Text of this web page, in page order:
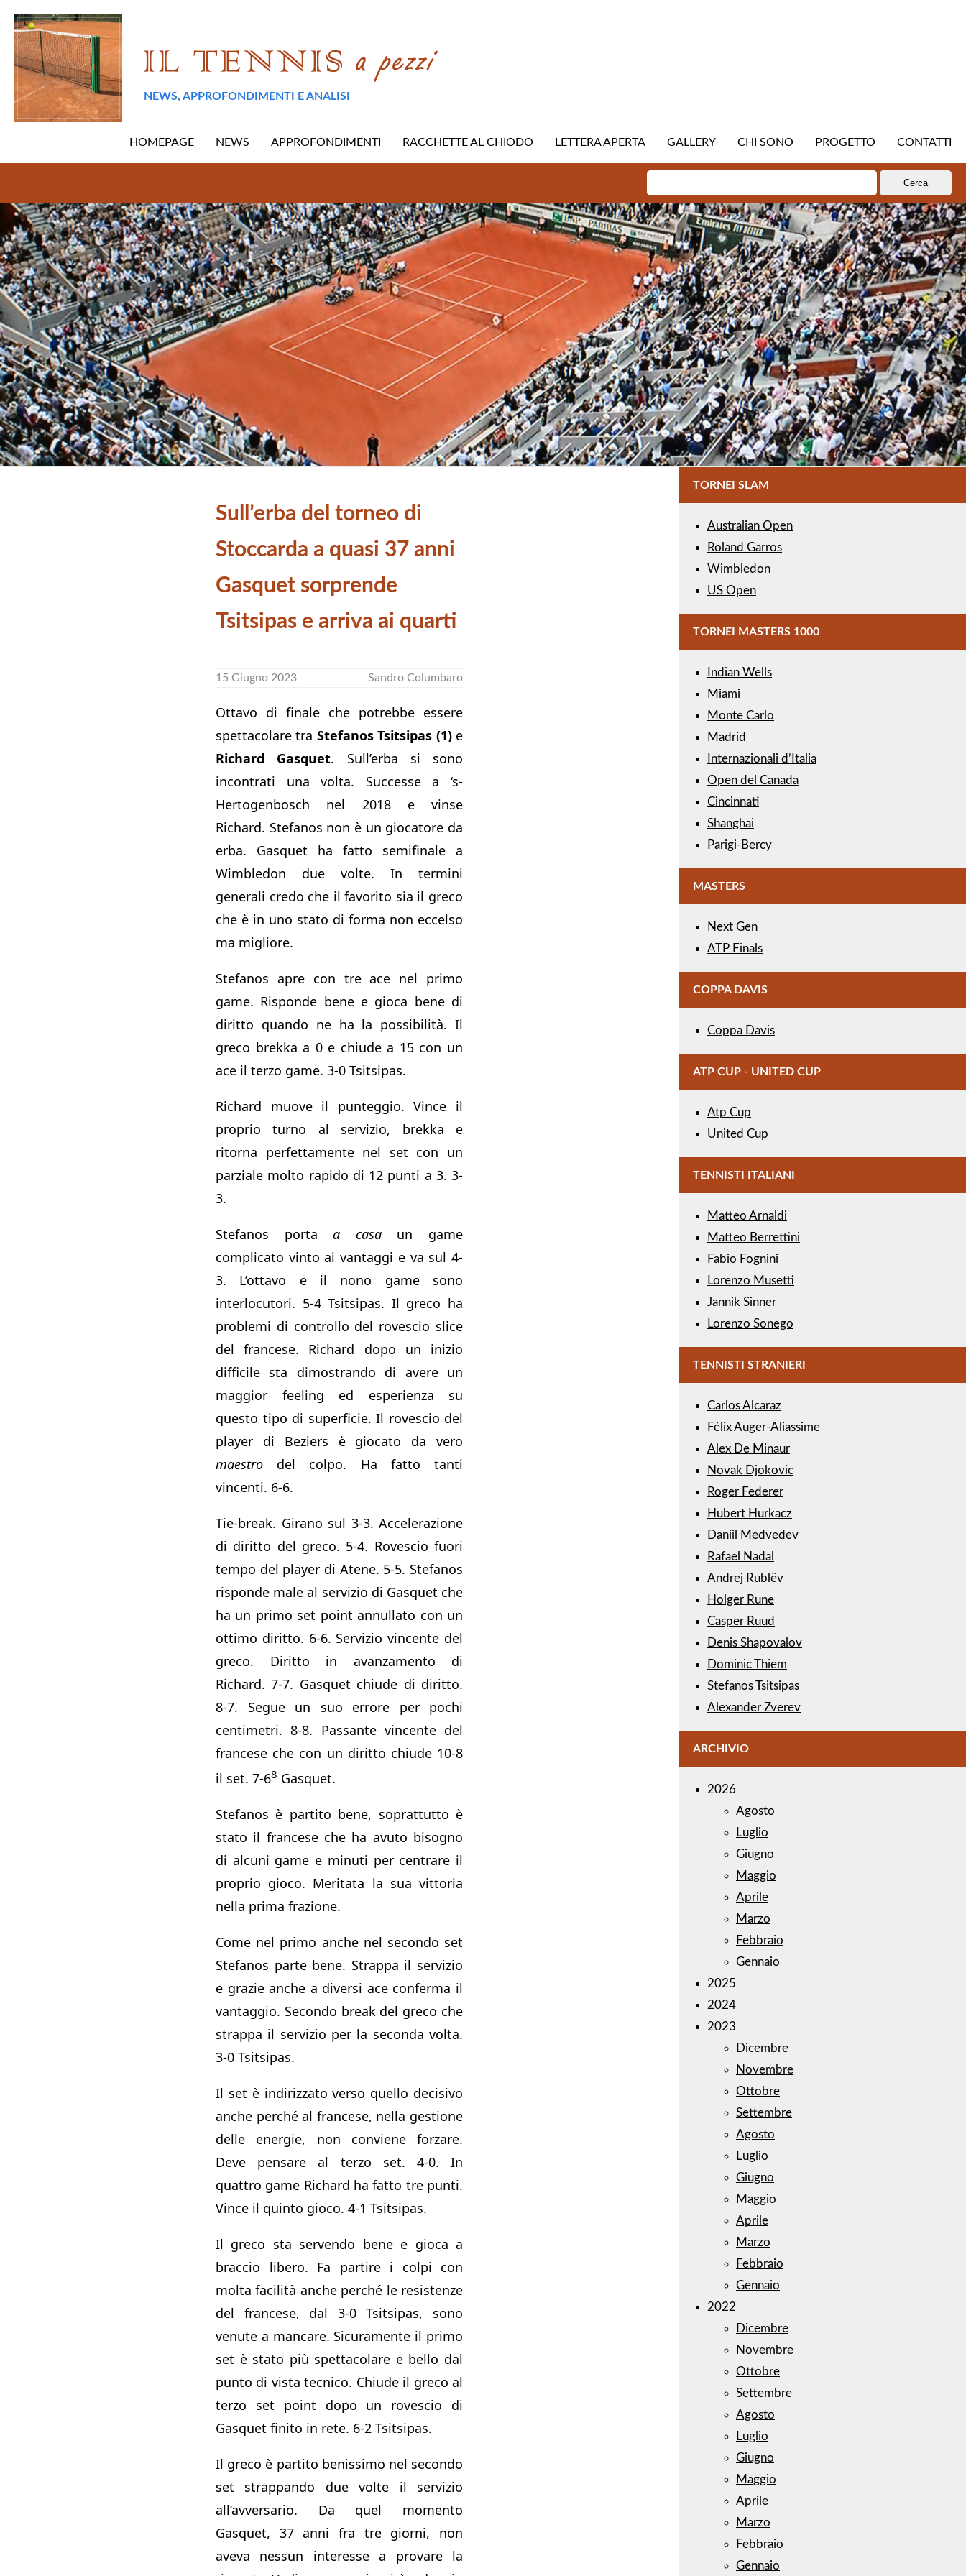
NEWS, APPROFONDIMENTI E ANALISI
HOMEPAGE NEWS APPROFONDIMENTI RACCHETTE AL CHIODO LETTERA APERTA GALLERY CHI SONO PROGETTO CONTATTI
per:
Sull’erba del torneo di
Stoccarda a quasi 37 anni
Gasquet sorprende
Tsitsipas e arriva ai quarti
15 Giugno 2023 Sandro Columbaro
Ottavo di finale che potrebbe essere
spettacolare tra Stefanos Tsitsipas (1)e
Richard Gasquet. Sull’erba si sono
incontrati una volta. Successe a ‘s-
Hertogenbosch nel 2018 e vinse
Richard. Stefanos non è un giocatore da
erba. Gasquet ha fatto semifinale a
Wimbledon due volte. In termini
generali credo che il favorito sia il greco
che è in uno stato di forma non eccelso
ma migliore.
Stefanos apre con tre ace nel primo
game. Risponde bene e gioca bene di
diritto quando ne ha la possibilità. Il
greco brekka a 0 e chiude a 15 con un
ace il terzo game. 3-0 Tsitsipas.
Richard muove il punteggio. Vince il
proprio turno al servizio, brekka e
ritorna perfettamente nel set con un
parziale molto rapido di 12 punti a 3. 3-
3.
Stefanos portaa casaun game
complicato vinto ai vantaggi e va sul 4-
3. L’ottavo e il nono game sono
interlocutori. 5-4 Tsitsipas. Il greco ha
problemi di controllo del rovescio slice
del francese. Richard dopo un inizio
difficile sta dimostrando di avere un
maggior feeling ed esperienza su
questo tipo di superficie. Il rovescio del
player di Beziers è giocato da vero
maestro del colpo. Ha fatto tanti
vincenti. 6-6.
Tie-break. Girano sul 3-3. Accelerazione
di diritto del greco. 5-4. Rovescio fuori
tempo del player di Atene. 5-5. Stefanos
risponde male al servizio di Gasquet che
ha un primo set point annullato con un
ottimo diritto. 6-6. Servizio vincente del
greco. Diritto in avanzamento di
Richard. 7-7. Gasquet chiude di diritto.
8-7. Segue un suo errore per pochi
centimetri. 8-8. Passante vincente del
francese che con un diritto chiude 10-8
il set. 7-68 Gasquet.
Stefanos è partito bene, soprattutto è
stato il francese che ha avuto bisogno
di alcuni game e minuti per centrare il
proprio gioco. Meritata la sua vittoria
nella prima frazione.
Come nel primo anche nel secondo set
Stefanos parte bene. Strappa il servizio
e grazie anche a diversi ace conferma il
vantaggio. Secondo break del greco che
strappa il servizio per la seconda volta.
3-0 Tsitsipas.
Il set è indirizzato verso quello decisivo
anche perché al francese, nella gestione
delle energie, non conviene forzare.
Deve pensare al terzo set. 4-0. In
quattro game Richard ha fatto tre punti.
Vince il quinto gioco. 4-1 Tsitsipas.
Il greco sta servendo bene e gioca a
braccio libero. Fa partire i colpi con
molta facilità anche perché le resistenze
del francese, dal 3-0 Tsitsipas, sono
venute a mancare. Sicuramente il primo
set è stato più spettacolare e bello dal
punto di vista tecnico. Chiude il greco al
terzo set point dopo un rovescio di
Gasquet finito in rete. 6-2 Tsitsipas.
Il greco è partito benissimo nel secondo
set strappando due volte il servizio
all’avversario. Da quel momento
Gasquet, 37 anni fra tre giorni, non
aveva nessun interesse a provare la
TORNEI SLAM
Australian Open
Roland Garros
Wimbledon
US Open
TORNEI MASTERS 1000
Indian Wells
Miami
Monte Carlo
Madrid
Internazionali d’Italia
Open del Canada
Cincinnati
Shanghai
Parigi-Bercy
MASTERS
Next Gen
ATP Finals
COPPA DAVIS
Coppa Davis
ATP CUP - UNITED CUP
Atp Cup
United Cup
TENNISTI ITALIANI
Matteo Arnaldi
Matteo Berrettini
Fabio Fognini
Lorenzo Musetti
Jannik Sinner
Lorenzo Sonego
TENNISTI STRANIERI
Carlos Alcaraz
Félix Auger-Aliassime
Alex De Minaur
Novak Djokovic
Roger Federer
Hubert Hurkacz
Daniil Medvedev
Rafael Nadal
Andrej Rublëv
Holger Rune
Casper Ruud
Denis Shapovalov
Dominic Thiem
Stefanos Tsitsipas
Alexander Zverev
ARCHIVIO
2026
Agosto
Luglio
Giugno
Maggio
Aprile
Marzo
Febbraio
Gennaio
2025
2024
2023
Dicembre
Novembre
Ottobre
Settembre
Agosto
Luglio
Giugno
Maggio
Aprile
Marzo
Febbraio
Gennaio
2022
Dicembre
Novembre
Ottobre
Settembre
Agosto
Luglio
Giugno
Maggio
Aprile
Marzo
Febbraio
Gennaio